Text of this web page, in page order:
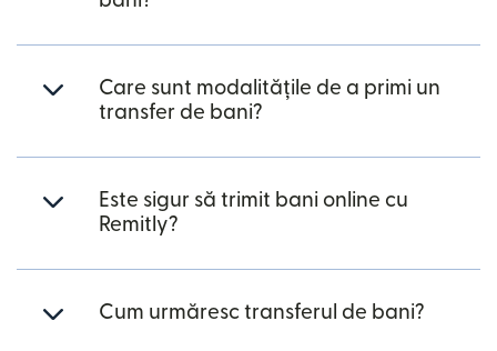
Care sunt modalitățile de a primi un
transfer de bani?
Este sigur să trimit bani online cu
Remitly?
Cum urmăresc transferul de bani?